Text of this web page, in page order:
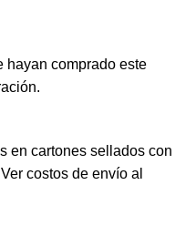
hayan comprado este
en cartones sellados con
costos de envío al